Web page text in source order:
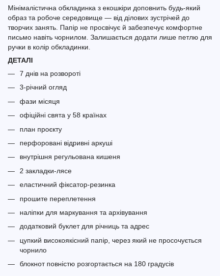
Мінімалістична обкладинка з екошкіри доповнить будь-який
образ та робоче середовище — від ділових зустрічей до
творчих занять. Папір не просвічує й забезпечує комфортне
письмо навіть чорнилом. Залишається додати лише петлю для
ручки в колір обкладинки.
ДЕТАЛІ
7 днів на розвороті
3-річний огляд
фази місяця
офіційні свята у 58 країнах
план проєкту
перфоровані відривні аркуші
внутрішня регульована кишеня
2 закладки-лясе
еластичний фіксатор-резинка
прошите переплетення
наліпки для маркування та архівування
додатковий буклет для річниць та адрес
цупкий високоякісний папір, через який не просочується
чорнило
блокнот повністю розгортається на 180 градусів